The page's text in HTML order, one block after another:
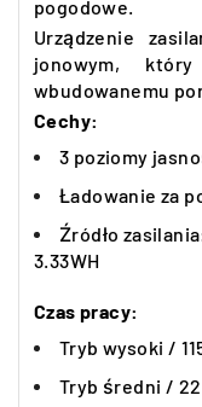
pogodowe.
Urządzenie
jonowym,
wbudowanemu
Cechy:
3 poziomy
Ładowanie za
Źródło
3.33WH
Czas pracy:
Tryb wysoki /
Tryb średni / 22